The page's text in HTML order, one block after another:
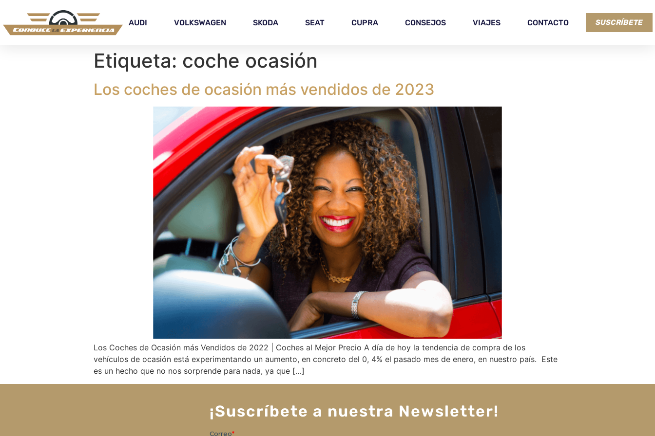
AUDI VOLKSWAGEN SKODA SEAT CUPRA CONSEJOS VIAJES CONTACTO SUSCRÍBETE
Etiqueta: coche ocasión
Los coches de ocasión más vendidos de 2023
Los Coches de Ocasión más Vendidos de 2022 | Coches al Mejor Precio A día de hoy la tendencia de compra de los
vehículos de ocasión está experimentando un aumento, en concreto del 0, 4% el pasado mes de enero, en nuestro país. Este
es un hecho que no nos sorprende para nada, ya que […]
¡Suscríbete a nuestra Newsletter!